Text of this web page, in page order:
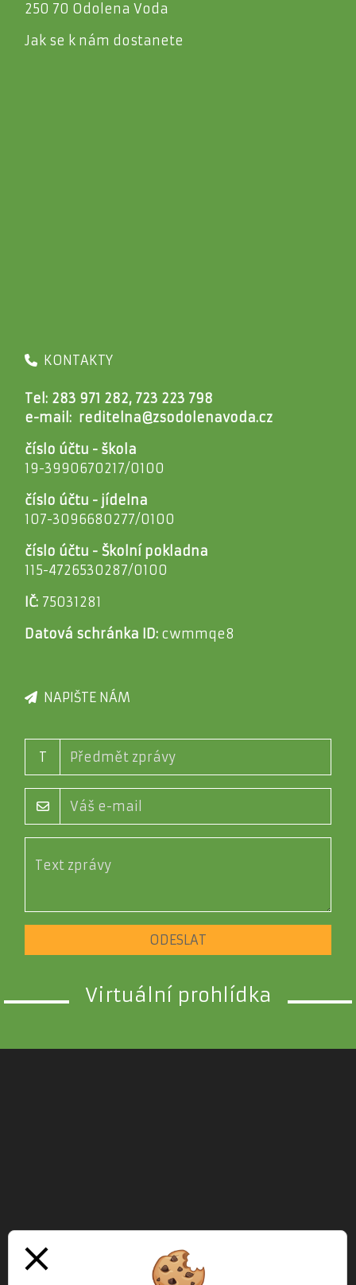
250 70 Odolena Voda
Jak se k nám dostanete
KONTAKTY
Tel: 283 971 282, 723 223 798
e-mail: reditelna@zsodolenavoda.cz
číslo účtu - škola
19-3990670217/0100
číslo účtu - jídelna
107-3096680277/0100
číslo účtu - Školní pokladna
115-4726530287/0100
IČ: 75031281
Datová schránka ID: cwmmqe8
NAPIŠTE NÁM
T
ODESLAT
Virtuální prohlídka
close